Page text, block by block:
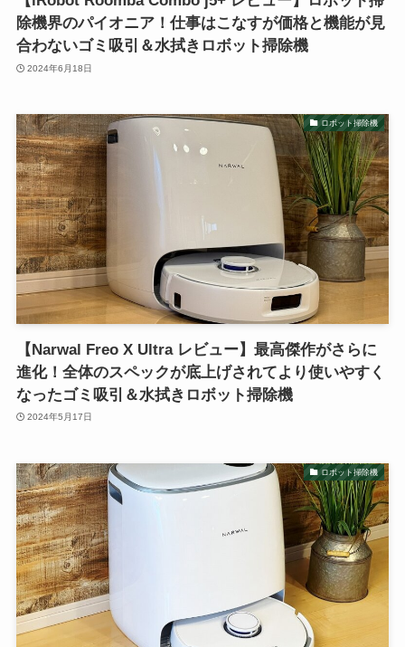
除機界のパイオニア！仕事はこなすが価格と機能が見
合わないゴミ吸引＆水拭きロボット掃除機
2024年6月18日
ロボット掃除機
【Narwal Freo X Ultra レビュー】最高傑作がさらに
進化！全体のスペックが底上げされてより使いやすく
なったゴミ吸引＆水拭きロボット掃除機
2024年5月17日
ロボット掃除機